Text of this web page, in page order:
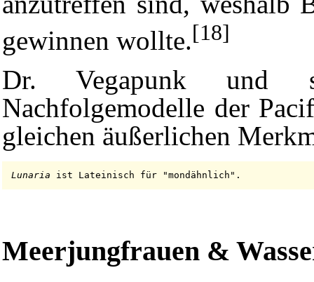
gewinnen wollte.[18]
Dr.Vegapunk und
Nachfolgemodelle der
gleichen äußerlichen
Lunaria ist Lateinisch für "mondähnlich".
Meerjungfrauen &